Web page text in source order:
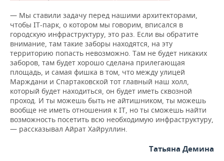
— Мы ставили задачу перед нашими архитекторами,
чтобы IT-парк, о котором мы говорим, вписался в
городскую инфраструктуру, это раз. Если вы обратите
внимание, там такие заборы находятся, на эту
территорию попасть невозможно. Там не будет никаких
заборов, там будет хорошо сделана прилегающая
площадь, и самая фишка в том, что между улицей
Марждани и Спартаковской тот главный наш холл,
который будет находиться, он будет иметь сквозной
проход. И ты можешь быть не айтишником, ты можешь
вообще не иметь отношения к IT, но ты сможешь найти
возможность посетить всю необходимую инфраструктуру,
— рассказывал Айрат Хайруллин.
Татьяна Демина